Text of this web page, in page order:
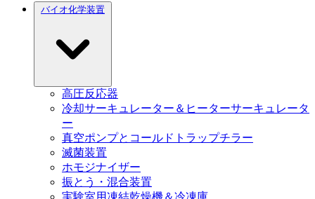
バイオ化学装置
高圧反応器
冷却サーキュレーター＆ヒーターサーキュレータ
ー
真空ポンプとコールドトラップチラー
滅菌装置
ホモジナイザー
振とう・混合装置
実験室用凍結乾燥機＆冷凍庫